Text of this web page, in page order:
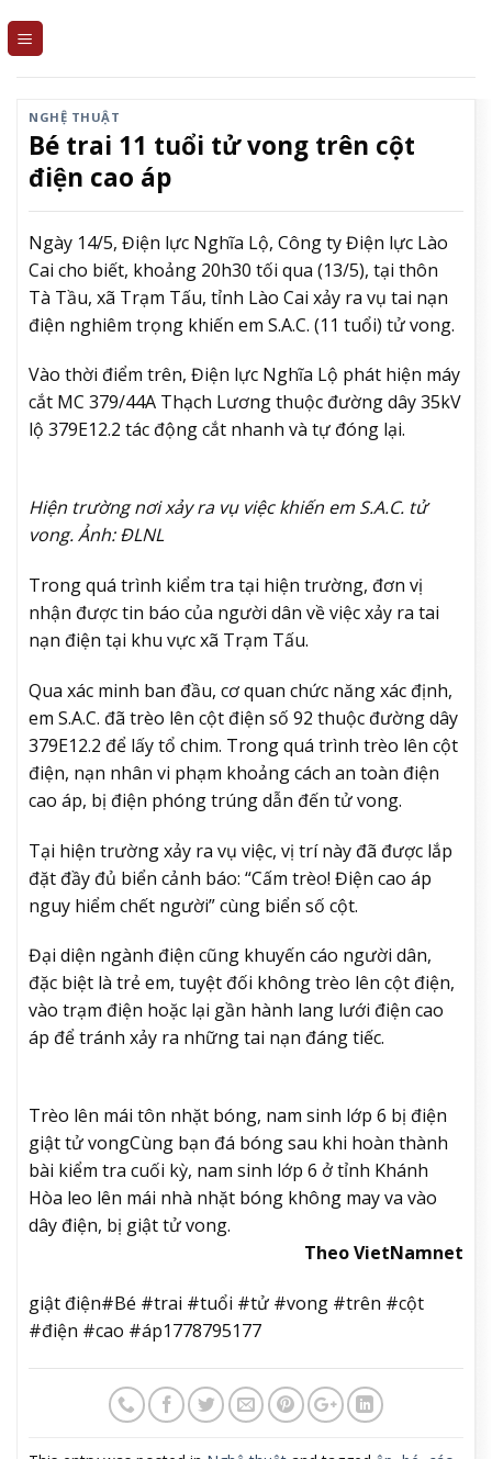
NGHỆ THUẬT
Bé trai 11 tuổi tử vong trên cột
điện cao áp
Ngày 14/5, Điện lực Nghĩa Lộ, Công ty Điện lực Lào
Cai cho biết, khoảng 20h30 tối qua (13/5), tại thôn
Tà Tầu, xã Trạm Tấu, tỉnh Lào Cai xảy ra vụ tai nạn
điện nghiêm trọng khiến em S.A.C. (11 tuổi) tử vong.
Vào thời điểm trên, Điện lực Nghĩa Lộ phát hiện máy
cắt MC 379/44A Thạch Lương thuộc đường dây 35kV
lộ 379E12.2 tác động cắt nhanh và tự đóng lại.
Hiện trường nơi xảy ra vụ việc khiến em S.A.C. tử
vong. Ảnh: ĐLNL
Trong quá trình kiểm tra tại hiện trường, đơn vị
nhận được tin báo của người dân về việc xảy ra tai
nạn điện tại khu vực xã Trạm Tấu.
Qua xác minh ban đầu, cơ quan chức năng xác định,
em S.A.C. đã trèo lên cột điện số 92 thuộc đường dây
379E12.2 để lấy tổ chim. Trong quá trình trèo lên cột
điện, nạn nhân vi phạm khoảng cách an toàn điện
cao áp, bị điện phóng trúng dẫn đến tử vong.
Tại hiện trường xảy ra vụ việc, vị trí này đã được lắp
đặt đầy đủ biển cảnh báo: “Cấm trèo! Điện cao áp
nguy hiểm chết người” cùng biển số cột.
Đại diện ngành điện cũng khuyến cáo người dân,
đặc biệt là trẻ em, tuyệt đối không trèo lên cột điện,
vào trạm điện hoặc lại gần hành lang lưới điện cao
áp để tránh xảy ra những tai nạn đáng tiếc.
Trèo lên mái tôn nhặt bóng, nam sinh lớp 6 bị điện
giật tử vongCùng bạn đá bóng sau khi hoàn thành
bài kiểm tra cuối kỳ, nam sinh lớp 6 ở tỉnh Khánh
Hòa leo lên mái nhà nhặt bóng không may va vào
dây điện, bị giật tử vong.
Theo VietNamnet
giật điện#Bé #trai #tuổi #tử #vong #trên #cột
#điện #cao #áp1778795177